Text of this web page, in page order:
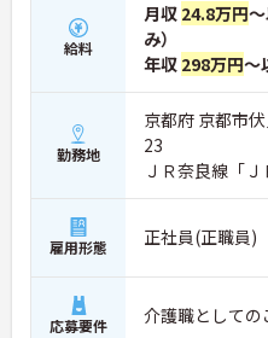
給料
月収 24.8万円
み）
年収 298万円～
勤務地
京都府 京都市
23
ＪＲ奈良線「
雇用形態 正社員(正職員)
応募要件 介護職として